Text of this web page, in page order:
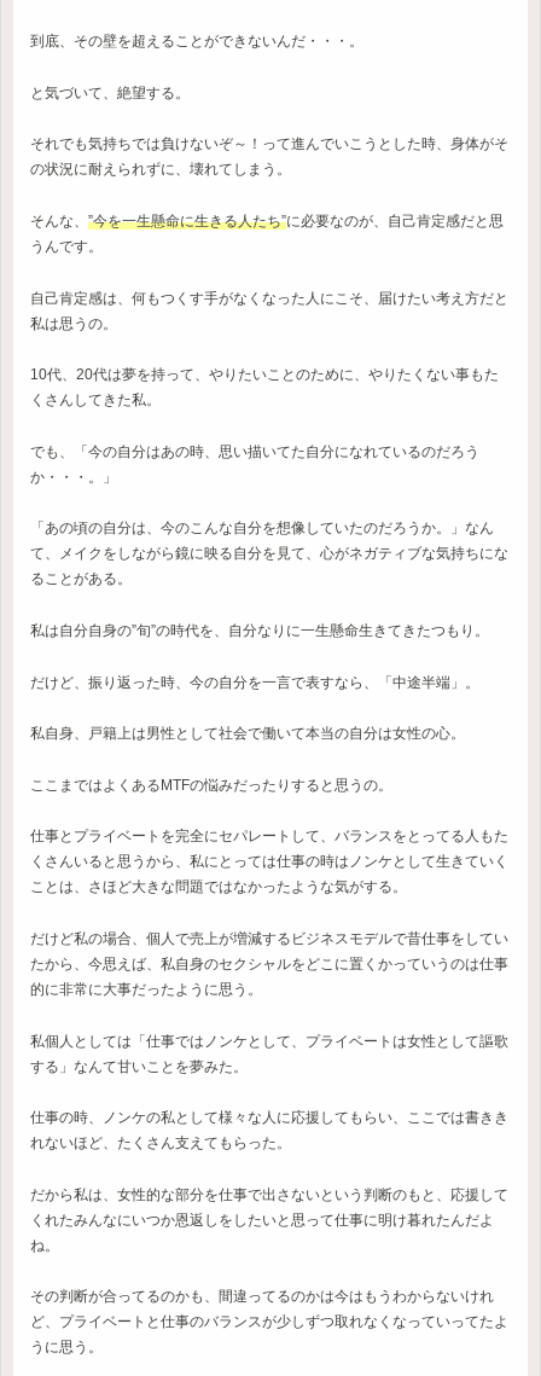
到底、その壁を超えることができないんだ・・・。
と気づいて、絶望する。
それでも気持ちでは負けないぞ～！って進んでいこうとした時、身体がそ
の状況に耐えられずに、壊れてしまう。
そんな、 ”今を一生懸命に生きる人たち”に必要なのが、自己肯定感だと思
うんです。
自己肯定感は、何もつくす手がなくなった人にこそ、届けたい考え方だと
私は思うの。
10代、20代は夢を持って、やりたいことのために、やりたくない事もた
くさんしてきた私。
でも、「今の自分はあの時、思い描いてた自分になれているのだろう
か・・・。」
「あの頃の自分は、今のこんな自分を想像していたのだろうか。」なん
て、メイクをしながら鏡に映る自分を見て、心がネガティブな気持ちにな
ることがある。
私は自分自身の”旬”の時代を、自分なりに一生懸命生きてきたつもり。
だけど、振り返った時、今の自分を一言で表すなら、「中途半端」。
私自身、戸籍上は男性として社会で働いて本当の自分は女性の心。
ここまではよくあるMTFの悩みだったりすると思うの。
仕事とプライベートを完全にセパレートして、バランスをとってる人もた
くさんいると思うから、私にとっては仕事の時はノンケとして生きていく
ことは、さほど大きな問題ではなかったような気がする。
だけど私の場合、個人で売上が増減するビジネスモデルで昔仕事をしてい
たから、今思えば、私自身のセクシャルをどこに置くかっていうのは仕事
的に非常に大事だったように思う。
私個人としては「仕事ではノンケとして、プライベートは女性として謳歌
する」なんて甘いことを夢みた。
仕事の時、ノンケの私として様々な人に応援してもらい、ここでは書きき
れないほど、たくさん支えてもらった。
だから私は、女性的な部分を仕事で出さないという判断のもと、応援して
くれたみんなにいつか恩返しをしたいと思って仕事に明け暮れたんだよ
ね。
その判断が合ってるのかも、間違ってるのかは今はもうわからないけれ
ど、プライベートと仕事のバランスが少しずつ取れなくなっていってたよ
うに思う。